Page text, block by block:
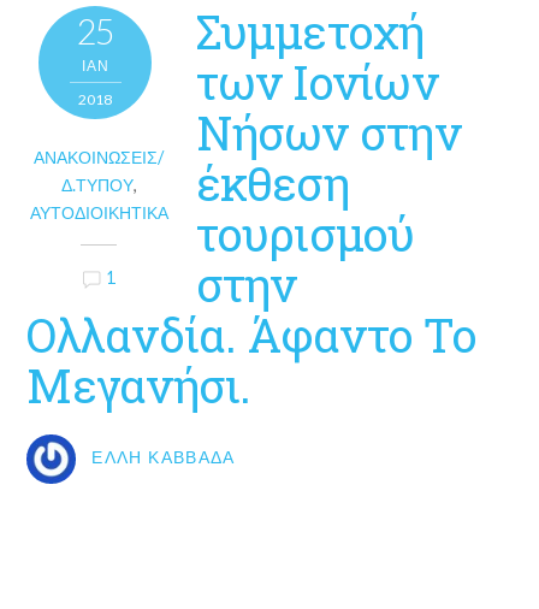
25
ΙΑΝ
2018
ΑΝΑΚΟΙΝΏΣΕΙΣ/
Δ.ΤΎΠΟΥ,
ΑΥΤΟΔΙΟΙΚΗΤΙΚΆ
1
Συμμετοχή
των Ιονίων
Νήσων στην
έκθεση
τουρισμού
στην
Ολλανδία. Άφαντο Το
Μεγανήσι.
ΈΛΛΗ ΚΑΒΒΑΔΆ